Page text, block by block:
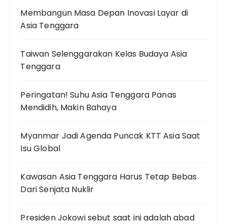
Membangun Masa Depan Inovasi Layar di
Asia Tenggara
Taiwan Selenggarakan Kelas Budaya Asia
Tenggara
Peringatan! Suhu Asia Tenggara Panas
Mendidih, Makin Bahaya
Myanmar Jadi Agenda Puncak KTT Asia Saat
Isu Global
Kawasan Asia Tenggara Harus Tetap Bebas
Dari Senjata Nuklir
Presiden Jokowi sebut saat ini adalah abad